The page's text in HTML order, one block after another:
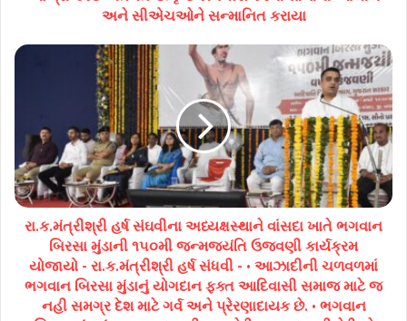
અને સીએચઓને સન્માનિત કરાયા
રા.ક.મંત્રીશ્રી હર્ષ સંઘવીના અધ્યક્ષસ્થાને વાંસદા ખાતે ભગવાન
બિરસા મુંડાની ૧૫૦મી જન્મજયંતિ ઉજવણી કાર્યક્રમ
યોજાયો - રા.ક.મંત્રીશ્રી હર્ષ સંધવી - • આઝાદીની ચળવળમાં
ભગવાન બિરસા મુંડાનું યોગદાન ફક્ત આદિવાસી સમાજ માટે જ
નહી સમગ્ર દેશ માટે ગર્વ અને પ્રેરણાદાયક છે. • ભગવાન